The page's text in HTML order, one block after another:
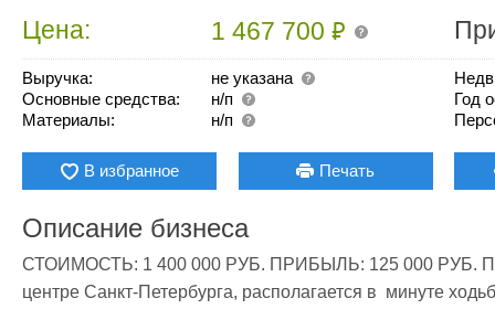
Цена: 1 467 700₽
Выручка:
не указана
Основные средства:
н/п
Материалы:
н/п
Год
В избранное Печать
Описание бизнеса
СТОИМОСТЬ: 1 400 000 РУБ. ПРИБЫЛЬ: 125 000 РУБ.
центре Санкт-Петербурга, располагается в  минуте